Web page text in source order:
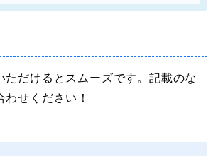
ただけるとスムーズです。記載のな
せください！